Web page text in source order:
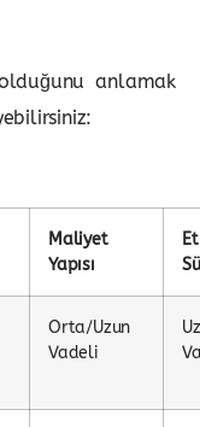
anlamak
Maliyet
Yapısı
Orta/Uzun
Vadeli